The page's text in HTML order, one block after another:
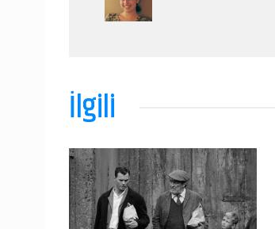
İlgili